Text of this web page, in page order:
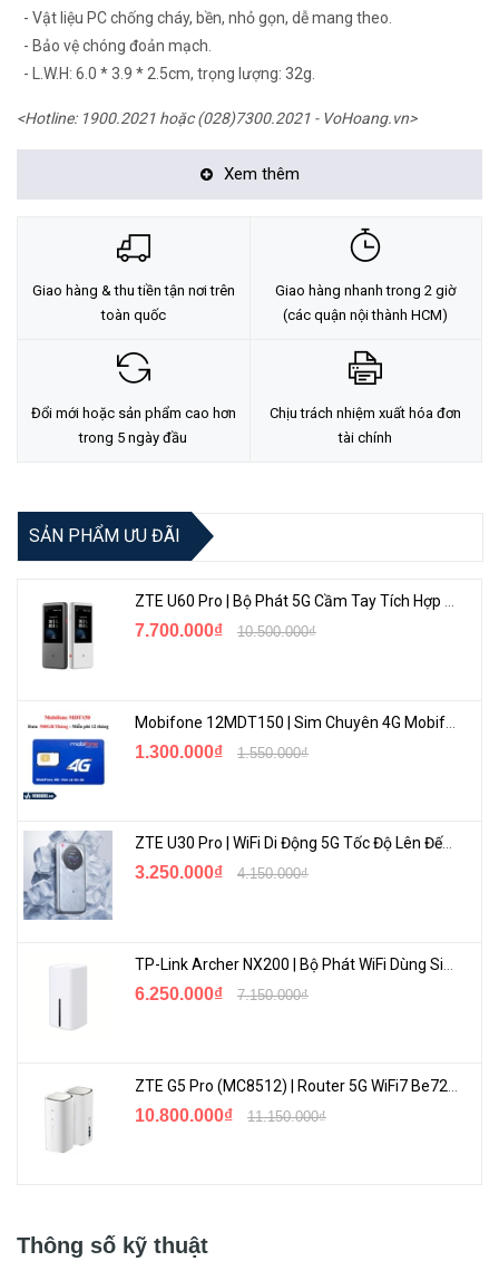
- Vật liệu PC chống cháy, bền, nhỏ gọn, dễ mang theo.
- Bảo vệ chóng đoản mạch.
- L.W.H: 6.0 * 3.9 * 2.5cm, trọng lượng: 32g.
<Hotline: 1900.2021 hoặc (028)7300.2021 - VoHoang.vn>
Xem thêm
Giao hàng & thu tiền tận nơi trên
toàn quốc
Giao hàng nhanh trong 2 giờ
(các quận nội thành HCM)
Đổi mới hoặc sản phẩm cao hơn
trong 5 ngày đầu
Chịu trách nhiệm xuất hóa đơn
tài chính
SẢN PHẨM ƯU ĐÃI
ZTE U60 Pro | Bộ Phát 5G Cầm Tay Tích Hợp Công Nghệ WiFi 7, Pin 10000mAh
7.700.000₫ 10.500.000₫
1.300.000₫ 1.550.000₫
ZTE U30 Pro | WiFi Di Động 5G Tốc Độ Lên Đến 500Mbps, Màn Hình Cảm Ứng
3.250.000₫ 4.150.000₫
6.250.000₫ 7.150.000₫
10.800.000₫ 11.150.000₫
Thông số kỹ thuật